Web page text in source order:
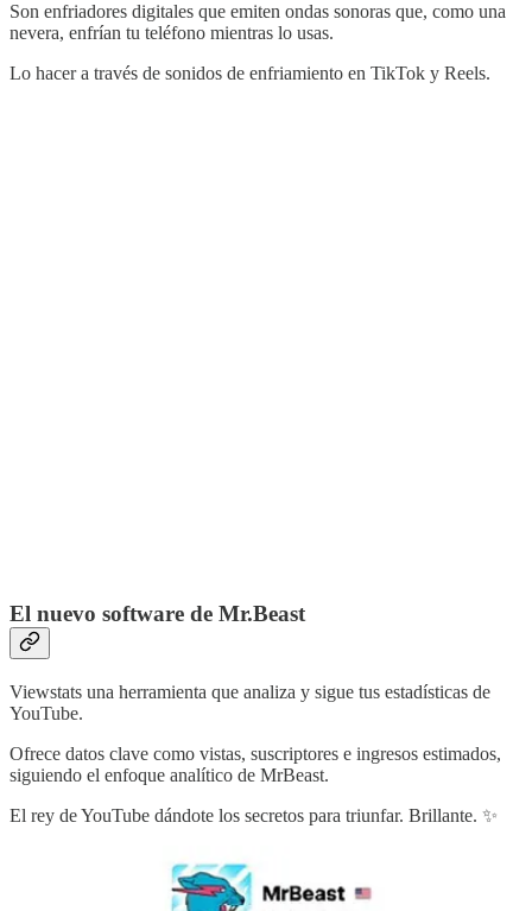
Son enfriadores digitales que emiten ondas sonoras que, como una
nevera, enfrían tu teléfono mientras lo usas.
Lo hacer a través de sonidos de enfriamiento en TikTok y Reels.
El nuevo software de Mr.Beast
Viewstats una herramienta que analiza y sigue tus estadísticas de
YouTube.
Ofrece datos clave como vistas, suscriptores e ingresos estimados,
siguiendo el enfoque analítico de MrBeast.
El rey de YouTube dándote los secretos para triunfar. Brillante. ✨